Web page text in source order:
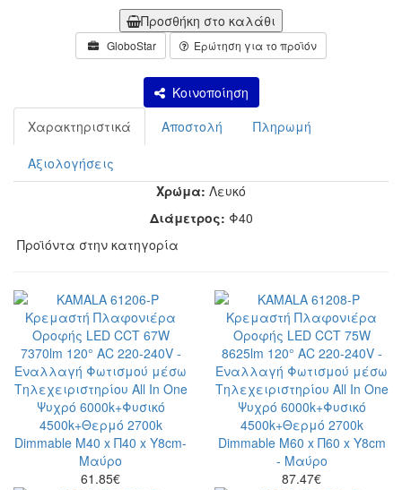
Προσθήκη στο καλάθι
GloboStar Ερώτηση για το προϊόν
Κοινοποίηση
Χαρακτηριστικά
Αποστολή Πληρωμή
Αξιολογήσεις
Χρώμα: Λευκό
Διάμετρος: Φ40
Προϊόντα στην κατηγορία
61.85€ 87.47€